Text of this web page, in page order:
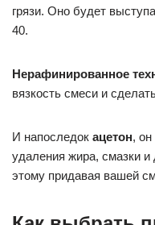
грязи. Оно будет
40.
Нерафинированное
вязкость смеси и
И напоследок ацетон,
удаления жира, смазки и
этому придавая вашей